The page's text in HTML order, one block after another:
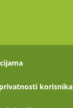
korisnika